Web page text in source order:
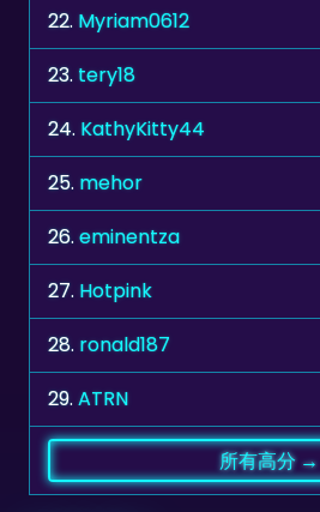
23. tery18
24.KathyKitty44
25. mehor
26. eminentza
27. Hotpink
28. ronald187
29. ATRN
相关游戏